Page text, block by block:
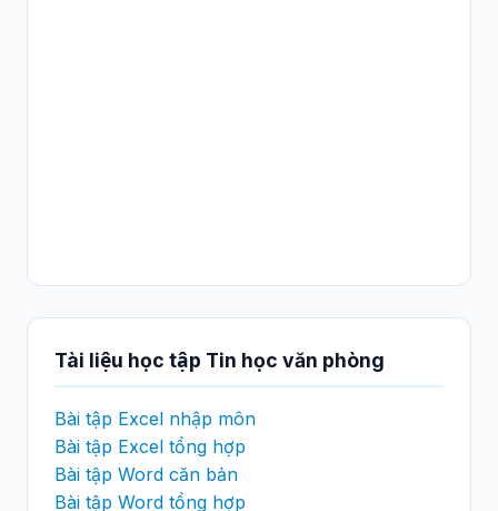
Tài liệu học tập Tin học văn phòng
Bài tập Excel nhập môn
Bài tập Excel tổng hợp
Bài tập Word căn bản
Bài tập Word tổng hợp